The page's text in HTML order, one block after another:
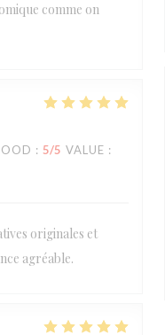
comme on
: 5/5 VALUE :
originales et
agréable.